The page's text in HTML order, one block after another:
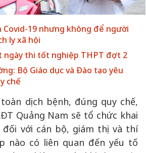
Covid-19 nhưng không để người
ly xã hội
ngày thi tốt nghiệp THPT đợt 2
Bộ Giáo dục và Đào tạo yêu
chế
dịch bệnh, đúng quy chế,
Quảng Nam sẽ tổ chức khai
với cán bộ, giám thị và thí
nào có liên quan đến yếu tố